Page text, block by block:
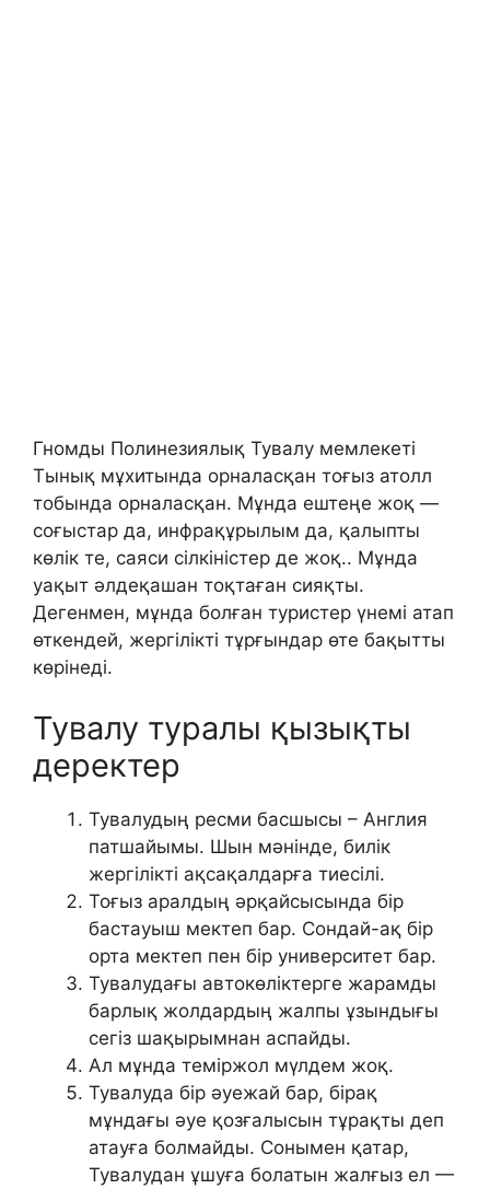
Гномды Полинезиялық Тувалу мемлекеті
Тынық мұхитында орналасқан тоғыз атолл
тобында орналасқан. Мұнда ештеңе жоқ —
соғыстар да, инфрақұрылым да, қалыпты
көлік те, саяси сілкіністер де жоқ.. Мұнда
уақыт әлдеқашан тоқтаған сияқты.
Дегенмен, мұнда болған туристер үнемі атап
өткендей, жергілікті тұрғындар өте бақытты
көрінеді.
Тувалу туралы қызықты
деректер
Тувалудың ресми басшысы – Англия
патшайымы. Шын мәнінде, билік
жергілікті ақсақалдарға тиесілі.
Тоғыз аралдың әрқайсысында бір
бастауыш мектеп бар. Сондай-ақ бір
орта мектеп пен бір университет бар.
Тувалудағы автокөліктерге жарамды
барлық жолдардың жалпы ұзындығы
сегіз шақырымнан аспайды.
Ал мұнда теміржол мүлдем жоқ.
Тувалуда бір әуежай бар, бірақ
мұндағы әуе қозғалысын тұрақты деп
атауға болмайды. Сонымен қатар,
Тувалудан ұшуға болатын жалғыз ел —